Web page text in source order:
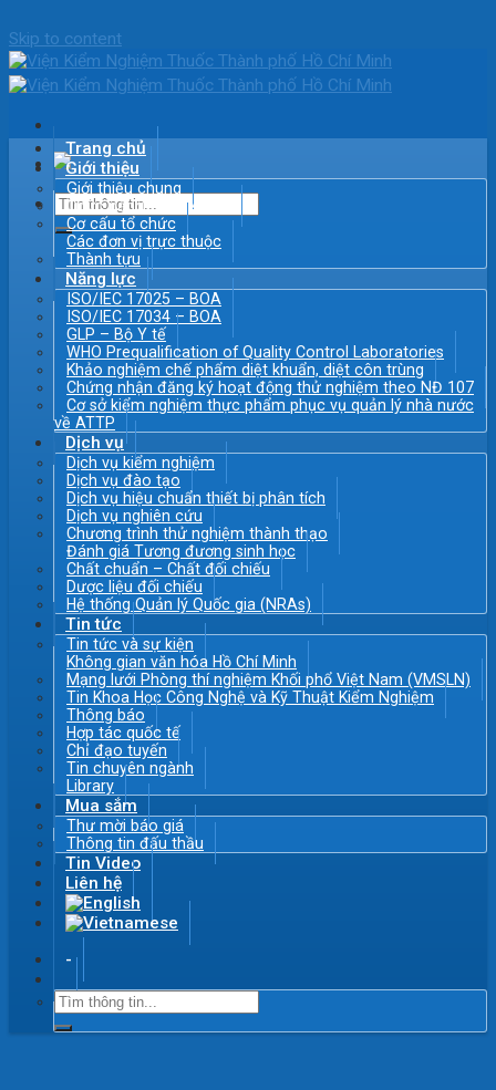
Skip to content
Trang chủ
Giới thiệu
Giới thiệu chung
Chức năng – Nhiệm vụ
Cơ cấu tổ chức
Các đơn vị trực thuộc
Thành tựu
Năng lực
ISO/IEC 17025 – BOA
ISO/IEC 17034 – BOA
GLP – Bộ Y tế
WHO Prequalification of Quality Control Laboratories
Khảo nghiệm chế phẩm diệt khuẩn, diệt côn trùng
Chứng nhận đăng ký hoạt động thử nghiệm theo NĐ 107
Cơ sở kiểm nghiệm thực phẩm phục vụ quản lý nhà nước
về ATTP
Dịch vụ
Dịch vụ kiểm nghiệm
Dịch vụ đào tạo
Dịch vụ hiệu chuẩn thiết bị phân tích
Dịch vụ nghiên cứu
Chương trình thử nghiệm thành thạo
Đánh giá Tương đương sinh học
Chất chuẩn – Chất đối chiếu
Dược liệu đối chiếu
Hệ thống Quản lý Quốc gia (NRAs)
Tin tức
Tin tức và sự kiện
Không gian văn hóa Hồ Chí Minh
Mạng lưới Phòng thí nghiệm Khối phổ Việt Nam (VMSLN)
Tin Khoa Học Công Nghệ và Kỹ Thuật Kiểm Nghiệm
Thông báo
Hợp tác quốc tế
Chỉ đạo tuyến
Tin chuyên ngành
Library
Mua sắm
Thư mời báo giá
Thông tin đấu thầu
Tin Video
Liên hệ
-